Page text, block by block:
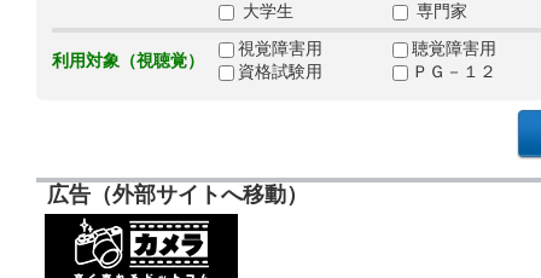
大学生
専門家
利用対象（視聴覚）
視覚障害用
聴覚障害用
資格試験用
ＰＧ－１２
広告（外部サイトへ移動）